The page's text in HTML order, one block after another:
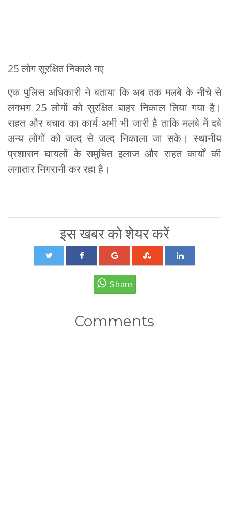
25 लोग सुरक्षित निकाले गए
एक पुलिस अधिकारी ने बताया कि अब तक मलबे के नीचे से
लगभग 25 लोगों को सुरक्षित बाहर निकाल लिया गया है।
राहत और बचाव का कार्य अभी भी जारी है ताकि मलबे में दबे
अन्य लोगों को जल्द से जल्द निकाला जा सके। स्थानीय
प्रशासन घायलों के समुचित इलाज और राहत कार्यों की
लगातार निगरानी कर रहा है।
इस खबर को शेयर करें
Comments